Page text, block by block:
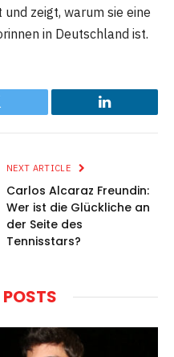
zeigt, warum sie eine
in Deutschland ist.
LinkedIn
NEXT ARTICLE
Carlos Alcaraz Freundin:
Wer ist die Glückliche an
der Seite des
Tennisstars?
POSTS